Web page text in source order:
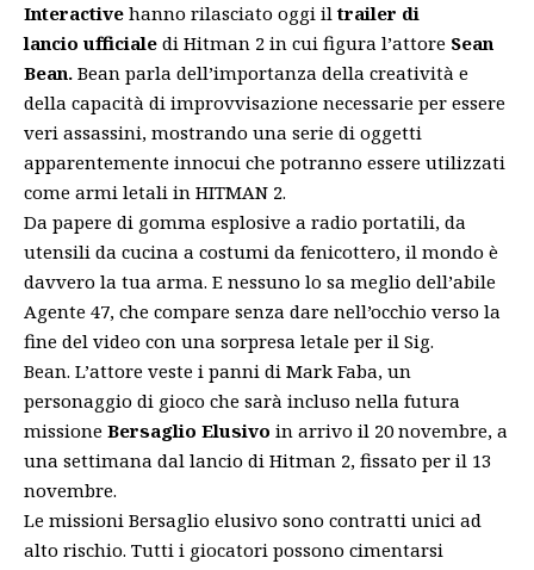
Interactive hanno rilasciato oggi iltrailer di
lancio ufficiale di Hitman 2 in cui figura l’attore Sean
Bean. Bean parla dell’importanza della creatività e
della capacità di improvvisazione necessarie per essere
veri assassini, mostrando una serie di oggetti
apparentemente innocui che potranno essere utilizzati
come armi letali in HITMAN 2.
Da papere di gomma esplosive a radio portatili, da
utensili da cucina a costumi da fenicottero, il mondo è
davvero la tua arma. E nessuno lo sa meglio dell’abile
Agente 47, che compare senza dare nell’occhio verso la
fine del video con una sorpresa letale per il Sig.
Bean. L’attore veste i panni di Mark Faba, un
personaggio di gioco che sarà incluso nella futura
missione Bersaglio Elusivo in arrivo il 20 novembre, a
una settimana dal lancio di Hitman 2, fissato per il 13
novembre.
Le missioni Bersaglio elusivo sono contratti unici ad
alto rischio. Tutti i giocatori possono cimentarsi